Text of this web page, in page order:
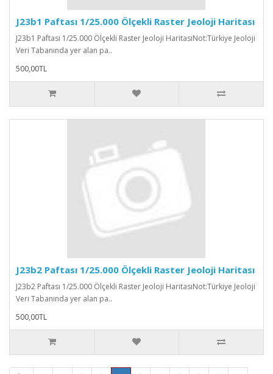
J23b1 Paftası 1/25.000 Ölçekli Raster Jeoloji Haritası
J23b1 Paftası 1/25.000 Ölçekli Raster Jeoloji HaritasıNot:Türkiye Jeoloji
Veri Tabanında yer alan pa..
500,00TL
J23b2 Paftası 1/25.000 Ölçekli Raster Jeoloji Haritası
J23b2 Paftası 1/25.000 Ölçekli Raster Jeoloji HaritasıNot:Türkiye Jeoloji
Veri Tabanında yer alan pa..
500,00TL